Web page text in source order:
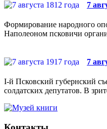
7
Формирование народного
Наполеоном псковичи
7
I-й Псковский губернский
солдатских депутатов. В